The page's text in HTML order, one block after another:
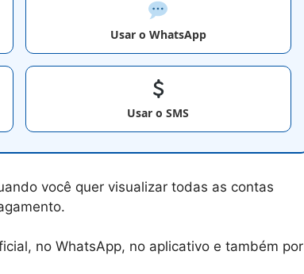
Usar o WhatsApp
Usar o SMS
você quer visualizar todas as contas
no WhatsApp, no aplicativo e também por